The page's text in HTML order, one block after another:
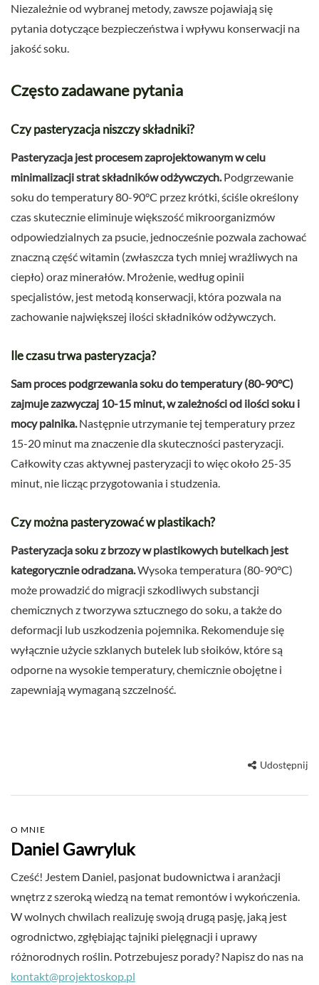
Niezależnie od wybranej metody, zawsze pojawiają się
pytania dotyczące bezpieczeństwa i wpływu konserwacji na
jakość soku.
Często zadawane pytania
Czy pasteryzacja niszczy składniki?
Pasteryzacja jest procesem zaprojektowanym w celu
minimalizacji strat składników odżywczych.Podgrzewanie
soku do temperatury 80-90°C przez krótki, ściśle określony
czas skutecznie eliminuje większość mikroorganizmów
odpowiedzialnych za psucie, jednocześnie pozwala zachować
znaczną część witamin (zwłaszcza tych mniej wrażliwych na
ciepło) oraz minerałów. Mrożenie, według opinii
specjalistów, jest metodą konserwacji, która pozwala na
zachowanie największej ilości składników odżywczych.
Ile czasu trwa pasteryzacja?
Sam proces podgrzewania soku do temperatury (80-90°C)
zajmuje zazwyczaj 10-15 minut, w zależności od ilości soku i
mocy palnika.Następnie utrzymanie tej temperatury przez
15-20 minut ma znaczenie dla skuteczności pasteryzacji.
Całkowity czas aktywnej pasteryzacji to więc około 25-35
minut, nie licząc przygotowania i studzenia.
Czy można pasteryzować w plastikach?
Pasteryzacja soku z brzozy w plastikowych butelkach jest
kategorycznie odradzana.Wysoka temperatura (80-90°C)
może prowadzić do migracji szkodliwych substancji
chemicznych z tworzywa sztucznego do soku, a także do
deformacji lub uszkodzenia pojemnika. Rekomenduje się
wyłącznie użycie szklanych butelek lub słoików, które są
odporne na wysokie temperatury, chemicznie obojętne i
zapewniają wymaganą szczelność.
Udostępnij
O MNIE
Daniel Gawryluk
Cześć! Jestem Daniel, pasjonat budownictwa i aranżacji
wnętrz z szeroką wiedzą na temat remontów i wykończenia.
W wolnych chwilach realizuję swoją drugą pasję, jaką jest
ogrodnictwo, zgłębiając tajniki pielęgnacji i uprawy
różnorodnych roślin. Potrzebujesz porady? Napisz do nas na
kontakt@projektoskop.pl